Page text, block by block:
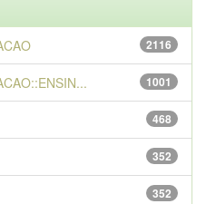
2116
1001
468
352
352